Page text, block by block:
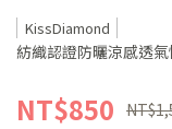
KissDiamond
紡織認證防曬涼感透
NT$850